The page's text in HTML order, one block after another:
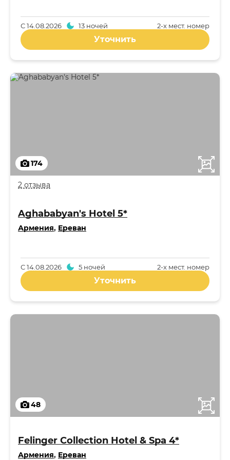
2-x мест. номер
С14.08.2026 13 ночей
Уточнить
174
2 отзыва
Aghababyan's Hotel 5*
Армения, Ереван
2-x мест. номер
С14.08.2026 5 ночей
Уточнить
48
Felinger Collection Hotel & Spa 4*
Армения, Ереван